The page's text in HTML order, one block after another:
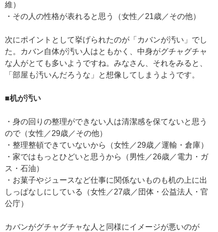
維）
・その人の性格が表れると思う（女性／21歳／その他）
次にポイントとして挙げられたのが「カバンが汚い」でし
た。カバン自体が汚い人はともかく、中身がグチャグチャ
な人がとても多いようですね。みなさん、それをみると、
「部屋も汚いんだろうな」と想像してしまうようです。
■机が汚い
・身の回りの整理ができない人は清潔感を保てないと思う
ので（女性／29歳／その他）
・整理整頓できていないから（女性／29歳／運輸・倉庫）
・家ではもっとひどいと思うから（男性／26歳／電力・ガ
ス・石油）
・お菓子やジュースなど仕事に関係ないものも机の上に出
しっぱなしにしている（女性／27歳／団体・公益法人・官
公庁）
カバンがグチャグチャな人と同様にイメージが悪いのが